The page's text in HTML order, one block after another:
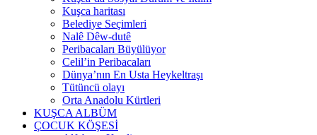
Kuşca haritası
Belediye Seçimleri
Nalê Dêw-dutê
Peribacaları Büyülüyor
Celil’in Peribacaları
Dünya’nın En Usta Heykeltraşı
Tütüncü olayı
Orta Anadolu Kürtleri
KUŞCA ALBÜM
ÇOCUK KÖŞESİ